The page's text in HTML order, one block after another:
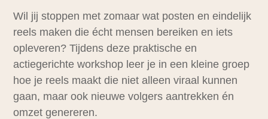
Compagnon
1 tot 4personen
There are no upcoming events for
now.
Wil jij stoppen met zomaar wat posten en eindelijk
reels maken die écht mensen bereiken en iets
opleveren? Tijdens deze praktische en
actiegerichte workshop leer je in een kleine groep
hoe je reels maakt die niet alleen viraal kunnen
gaan, maar ook nieuwe volgers aantrekken én
omzet genereren.